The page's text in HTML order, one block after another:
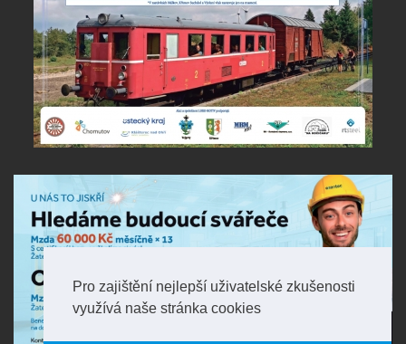
Pro zajištění nejlepší uživatelské zkušenosti
využívá naše stránka cookies